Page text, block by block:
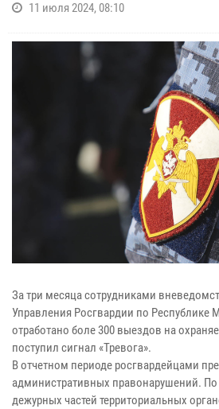
11 июля 2024, 08:10
За три месяца сотрудниками
Управления Росгвардии по
отработано боле 300 выездов на
поступил сигнал «Тревога».
В отчетном периоде росгвардейцами
административных правонарушений.
дежурных частей территориальных